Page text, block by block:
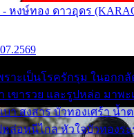
หงษ์ทอง ดาวอุดร
ราะเป็นโรครักรุม ในอกก
เขารวย และรูปหล่อ มาพะ
บา สงสาร บัวทองเศร้า น้ำ
ล่อหนีไกล หัวใจบัวทองระ